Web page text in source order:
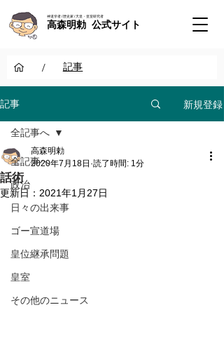
神道学者 / 歴史家 / 天皇・皇室研究者
高森明勅 公式サイト
/ 記事
記事 新規登録
全記事へ
政治
日々の出来事
ゴー宣道場
皇位継承問題
皇室
その他のニュース
全記事へ
話術
高森明勅
2020年7月18日 読了時間: 1分
更新日： 2021年1月27日